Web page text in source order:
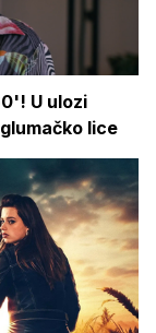
U ulozi
lice